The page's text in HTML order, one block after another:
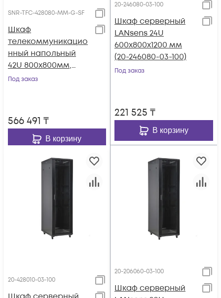
SNR-TFC-428080-MM-G-SF
Шкаф
телекоммуникацио
нный напольный
42U 800x800мм,
серия TFC, SNR-TFC-
Под заказ
566 491 ₸
В корзину
20-246080-03-100
Шкаф серверный
LANsens 24U
600x800x1200 мм
(20-246080-03-100)
Под заказ
221 525 ₸
В корзину
20-428010-03-100
20-206060-03-100
Шкаф серверный